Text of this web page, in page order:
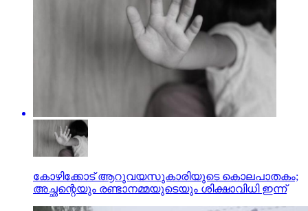
കോഴിക്കോട് ആറുവയസുകാരിയുടെ കൊലപാതകം;
അച്ഛന്റെയും രണ്ടാനമ്മയുടെയും ശിക്ഷാവിധി ഇന്ന്